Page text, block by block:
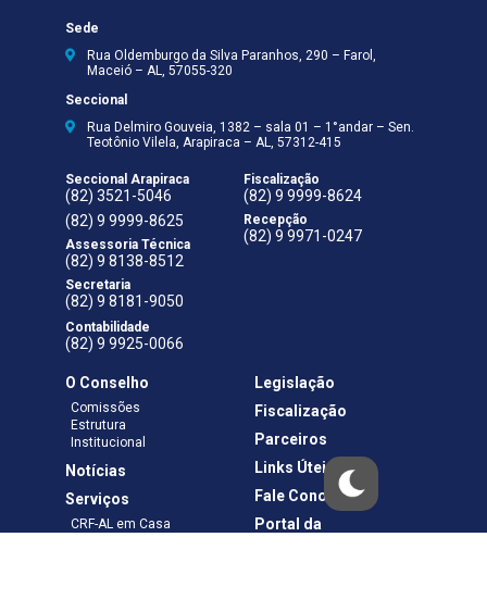
Sede
Rua Oldemburgo da Silva Paranhos, 290 – Farol,
Maceió – AL, 57055-320
Seccional
Rua Delmiro Gouveia, 1382 – sala 01 – 1°andar – Sen.
Teotônio Vilela, Arapiraca – AL, 57312-415
Seccional Arapiraca
(82) 3521-5046
(82) 9 9999-8625
Assessoria Técnica
(82) 9 8138-8512
Secretaria
(82) 9 8181-9050
Contabilidade
(82) 9 9925-0066
Fiscalização
(82) 9 9999-8624
Recepção
(82) 9 9971-0247
O Conselho
Comissões
Estrutura
Institucional
Notícias
Serviços
CRF-AL em Casa
Legislação
Fiscalização
Parceiros
Links Úteis
Fale Conosco
Portal da